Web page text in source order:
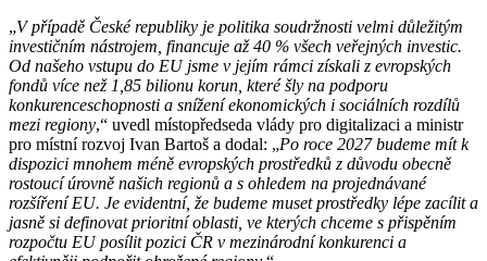
„V případě České republiky je politika soudržnosti velmi důležitým
investičním nástrojem, financuje až 40 % všech veřejných investic.
Od našeho vstupu do EU jsme v jejím rámci získali z evropských
fondů více než 1,85 bilionu korun, které šly na podporu
konkurenceschopnosti a snížení ekonomických i sociálních rozdílů
mezi regiony,“ uvedl místopředseda vlády pro digitalizaci a ministr
pro místní rozvoj Ivan Bartoš a dodal: „Po roce 2027 budeme mít k
dispozici mnohem méně evropských prostředků z důvodu obecně
rostoucí úrovně našich regionů a s ohledem na projednávané
rozšíření EU. Je evidentní, že budeme muset prostředky lépe zacílit a
jasně si definovat prioritní oblasti, ve kterých chceme s přispěním
rozpočtu EU posílit pozici ČR v mezinárodní konkurenci a